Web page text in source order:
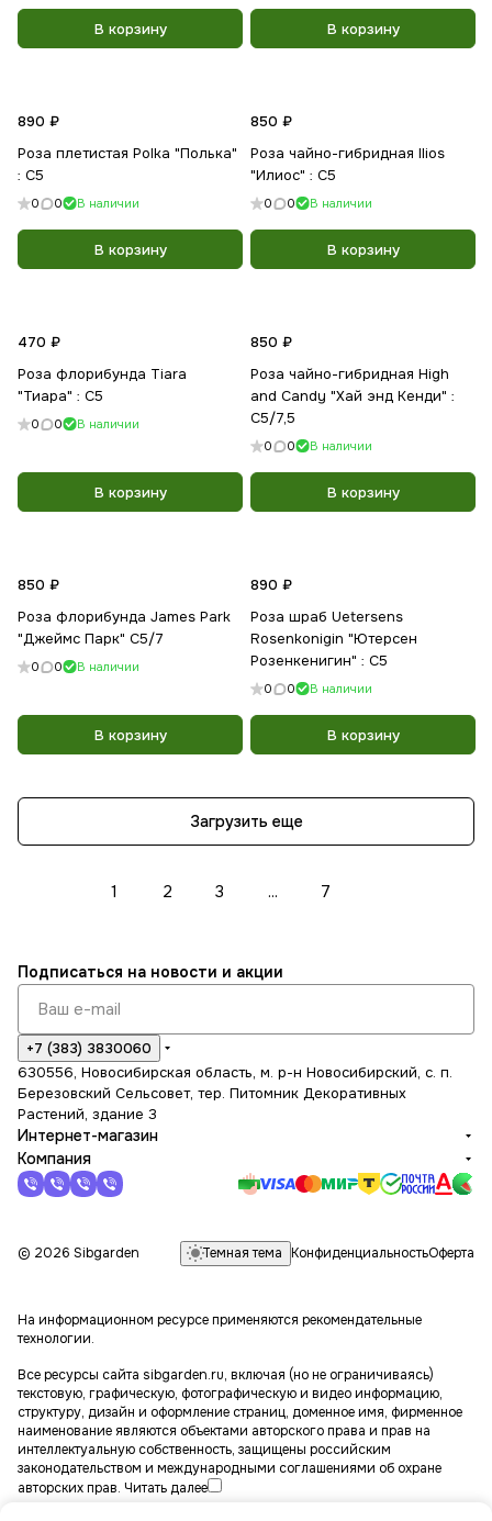
В корзину В корзину
890 ₽
Роза плетистая Polka "Полька"
: С5
0 0 В наличии
В корзину
850 ₽
Роза чайно-гибридная Ilios
"Илиос" : С5
0 0 В наличии
В корзину
470 ₽
Роза флорибунда Tiara
"Тиара" : С5
0 0 В наличии
В корзину
850 ₽
Роза чайно-гибридная High
and Candy "Хай энд Кенди" :
С5/7,5
0 0 В наличии
В корзину
850 ₽
Роза флорибунда James Park
"Джеймс Парк" С5/7
0 0 В наличии
В корзину
890 ₽
Роза шраб Uetersens
Rosenkonigin "Ютерсен
Розенкенигин" : C5
0 0 В наличии
В корзину
Загрузить еще
1 2 3 ... 7
Подписаться на новости и акции
+7 (383) 3830060
630556, Новосибирская область, м. р-н Новосибирский, с. п.
Березовский Сельсовет, тер. Питомник Декоративных
Растений, здание 3
Интернет-магазин
Компания
© 2026 Sibgarden Темная тема КонфиденциальностьОферта
На информационном ресурсе применяются рекомендательные
технологии.
Все ресурсы сайта sibgarden.ru, включая (но не ограничиваясь)
текстовую, графическую, фотографическую и видео информацию,
структуру, дизайн и оформление страниц, доменное имя, фирменное
наименование являются объектами авторского права и прав на
интеллектуальную собственность, защищены российским
законодательством и международными соглашениями об охране
авторских прав. Читать далее